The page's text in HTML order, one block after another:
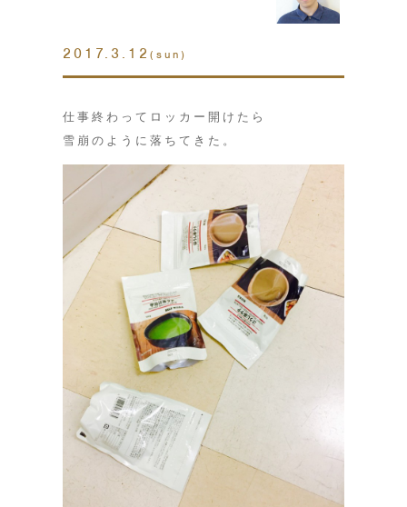
2017.3.12 (sun)
仕事終わってロッカー開けたら
雪崩のように落ちてきた。